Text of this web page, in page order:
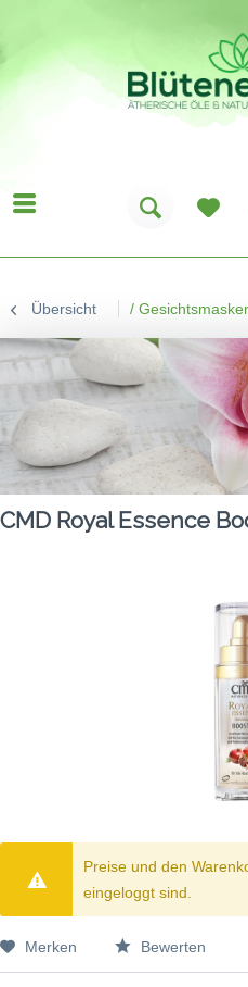
Übersicht /
CMD Royal Essence
Preise und den
eingeloggt sind.
Merken Bewerten